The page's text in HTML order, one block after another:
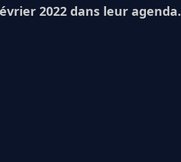
2022 dans leur agenda.